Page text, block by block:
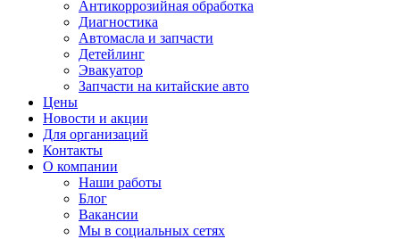
Антикоррозийная обработка
Диагностика
Автомасла и запчасти
Детейлинг
Эвакуатор
Запчасти на китайские авто
Цены
Новости и акции
Для организаций
Контакты
О компании
Наши работы
Блог
Вакансии
Мы в социальных сетях